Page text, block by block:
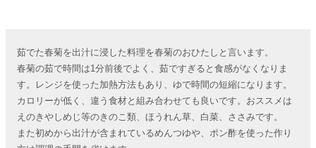
茹でた春菊を出汁に浸した料理を春菊のおひたしと言います。
春菊の茹で時間は1分前後でよく、茹ですぎると食感がなくなりま
す。レンジを使った加熱方法もあり、ゆで時間の短縮になります。
カロリーが低く、違う食材と組み合わせても良いです。おススメは
えのきやしめじ等のきのこ類、ほうれん草、白菜、ささみです。
また初めから出汁が含まれているめんつゆや、ポン酢を使った作り